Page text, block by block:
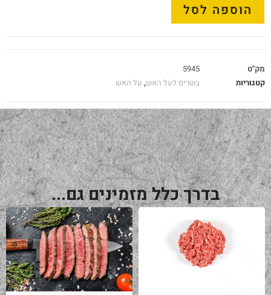
הוספה לסל
מק"ט
5945
קטגוריות
בשרים לעל האש, על האש
בדרך כלל מזמינים גם...